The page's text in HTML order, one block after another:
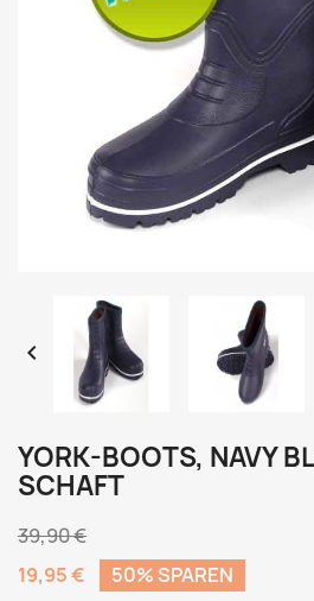

YORK-BOOTS, NAVY
SCHAFT
39,90 €
19,95 €
50% SPAREN